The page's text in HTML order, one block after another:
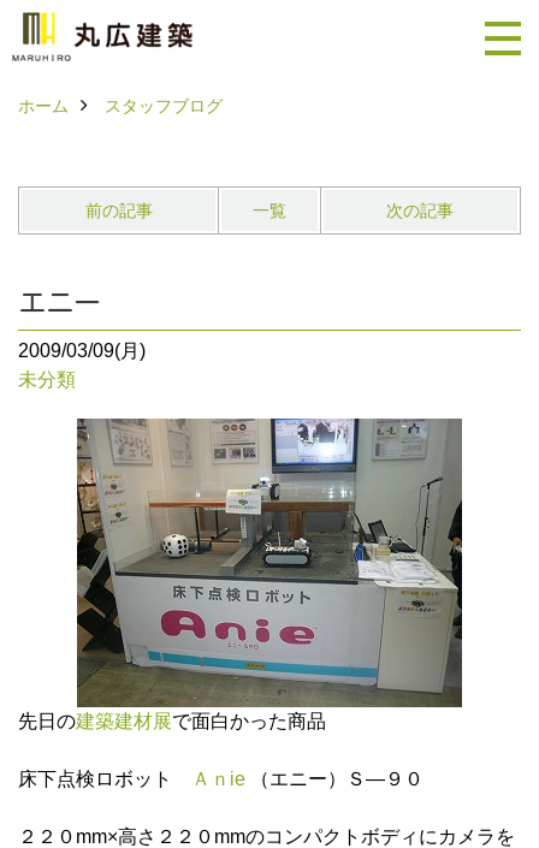
ホーム スタッフブログ
前の記事 一覧 次の記事
エニー
2009/03/09(月)
未分類
先日の建築建材展で面白かった商品
床下点検ロボット Ａｎie （エニー）Ｓ―９０
２２０mm×高さ２２０mmのコンパクトボディにカメラを